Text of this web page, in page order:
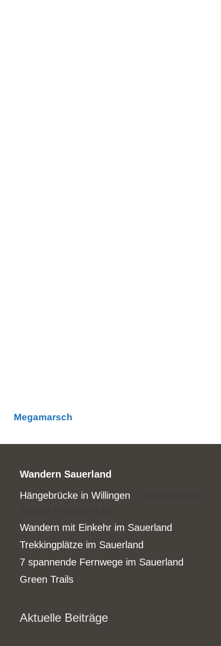
Megamarsch
Wandern Sauerland
Hängebrücke in Willingen
Wandern mit Einkehr im Sauerland
Trekkingplätze im Sauerland
7 spannende Fernwege im Sauerland
Green Trails
Aktuelle Beiträge